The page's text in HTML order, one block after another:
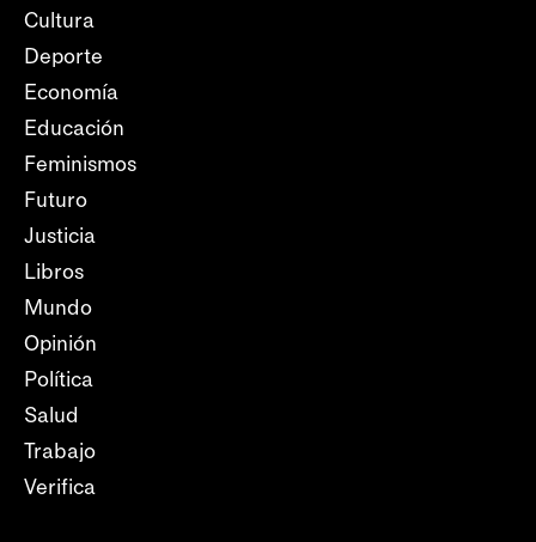
Cultura
Deporte
Economía
Educación
Feminismos
Futuro
Justicia
Libros
Mundo
Opinión
Política
Salud
Trabajo
Verifica